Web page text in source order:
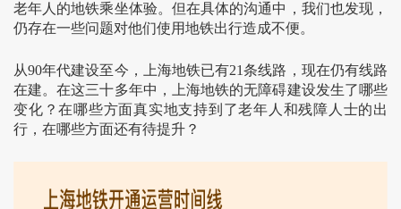
老年人的地铁乘坐体验。但在具体的沟通中，我们也发现，
仍存在一些问题对他们使用地铁出行造成不便。
从90年代建设至今，上海地铁已有21条线路，现在仍有线路
在建。在这三十多年中，上海地铁的无障碍建设发生了哪些
变化？在哪些方面真实地支持到了老年人和残障人士的出
行，在哪些方面还有待提升？